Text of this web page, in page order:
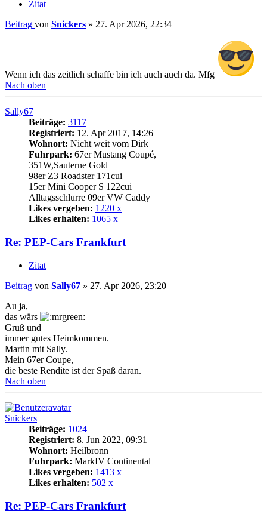
Zitat
Beitrag von Snickers » 27. Apr 2026, 22:34
Wenn ich das zeitlich schaffe bin ich auch auch da. Mfg
Nach oben
Sally67
Beiträge: 3117
Registriert: 12. Apr 2017, 14:26
Wohnort: Nicht weit vom Dirk
Fuhrpark: 67er Mustang Coupé,
351W,Sauterne Gold
98er Z3 Roadster 171cui
15er Mini Cooper S 122cui
Alltagsschlurre 09er VW Caddy
Likes vergeben: 1220 x
Likes erhalten: 1065 x
Re: PEP-Cars Frankfurt
Zitat
Beitrag von Sally67 » 27. Apr 2026, 23:20
Au ja,
das wärs
Gruß und
immer gutes Heimkommen.
Martin mit Sally.
Mein 67er Coupe,
die beste Rendite ist der Spaß daran.
Nach oben
Snickers
Beiträge: 1024
Registriert: 8. Jun 2022, 09:31
Wohnort: Heilbronn
Fuhrpark: MarkIV Continental
Likes vergeben: 1413 x
Likes erhalten: 502 x
Re: PEP-Cars Frankfurt